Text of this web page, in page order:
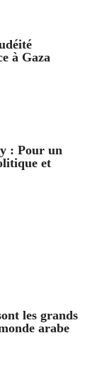
à Gaza
: Pour un
et
les grands
arabe